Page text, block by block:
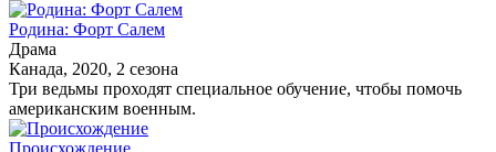
Родина: Форт Салем
Драма
Канада, 2020, 2 сезона
Три ведьмы проходят специальное обучение, чтобы помочь
американским военным.
Происхождение